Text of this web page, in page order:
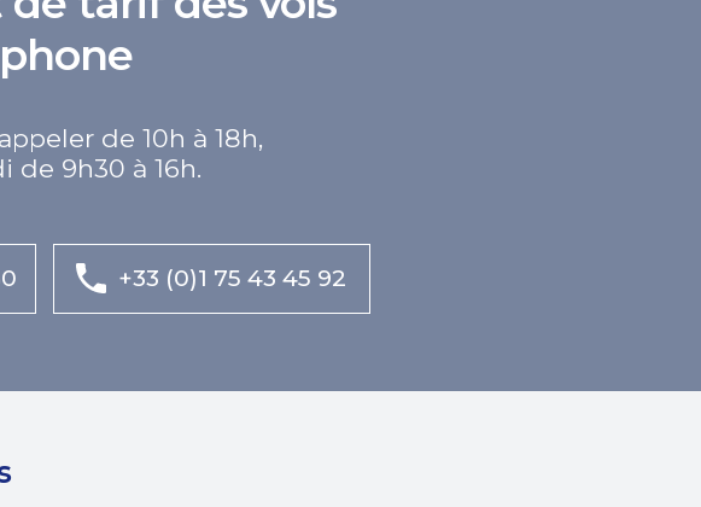
de 10h à 18h,
9h30 à 16h.
+33 (0)1 75 43 45 92